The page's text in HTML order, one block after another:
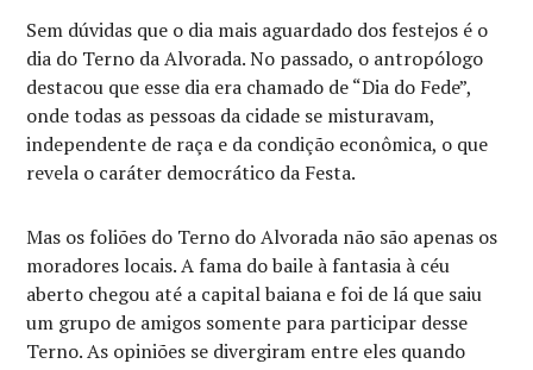
Sem dúvidas que o dia mais aguardado dos festejos é o
dia do Terno da Alvorada. No passado, o antropólogo
destacou que esse dia era chamado de “Dia do Fede”,
onde todas as pessoas da cidade se misturavam,
independente de raça e da condição econômica, o que
revela o caráter democrático da Festa.
Mas os foliões do Terno do Alvorada não são apenas os
moradores locais. A fama do baile à fantasia à céu
aberto chegou até a capital baiana e foi de lá que saiu
um grupo de amigos somente para participar desse
Terno. As opiniões se divergiram entre eles quando